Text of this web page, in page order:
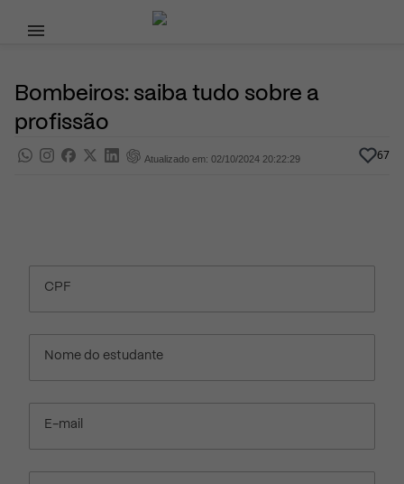
Pular para o conteúdo principal
Bombeiros: saiba tudo sobre a
profissão
Atualizado em: 02/10/2024 20:22:29 67
CPF
Nome do estudante
E-mail